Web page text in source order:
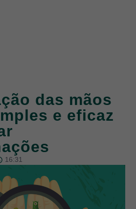
das mãos
e eficaz
16:31